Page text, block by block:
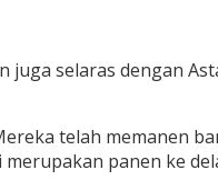
selaras dengan
telah memanen
panen ke